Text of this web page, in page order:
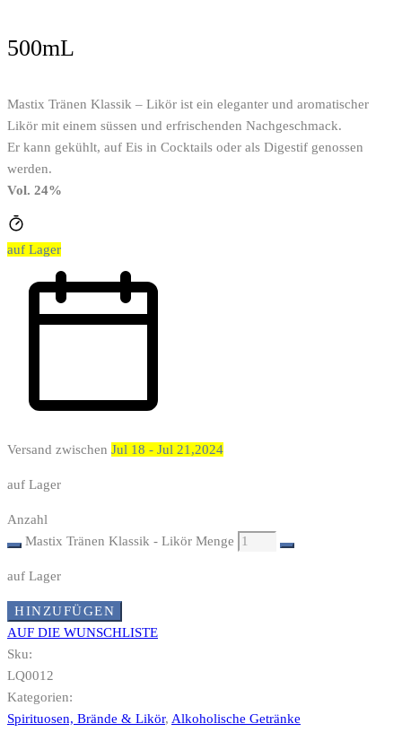
500mL
Mastix Tränen Klassik – Likör ist ein eleganter und aromatischer
Likör mit einem süssen und erfrischenden Nachgeschmack.
Er kann gekühlt, auf Eis in Cocktails oder als Digestif genossen
werden.
Vol. 24%
auf Lager
Versand zwischen Jul 18 - Jul 21,2024
auf Lager
Anzahl
Mastix Tränen Klassik - Likör Menge
auf Lager
HINZUFÜGEN
AUF DIE WUNSCHLISTE
Sku:
LQ0012
Kategorien:
Spirituosen, Brände & Likör, Alkoholische Getränke